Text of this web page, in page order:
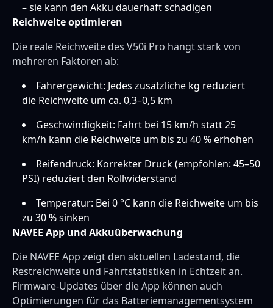
– sie kann den Akku dauerhaft schädigen
Reichweite optimieren
Die reale Reichweite des V50i Pro hängt stark von
mehreren Faktoren ab:
Fahrergewicht: Jedes zusätzliche kg reduziert
die Reichweite um ca. 0,3–0,5 km
Geschwindigkeit: Fahrt bei 15 km/h statt 25
km/h kann die Reichweite um bis zu 40 % erhöhen
Reifendruck: Korrekter Druck (empfohlen: 45–50
PSI) reduziert den Rollwiderstand
Temperatur: Bei 0 °C kann die Reichweite um bis
zu 30 % sinken
NAVEE App und Akkuüberwachung
Die NAVEE App zeigt den aktuellen Ladestand, die
Restreichweite und Fahrtstatistiken in Echtzeit an.
Firmware-Updates über die App können auch
Optimierungen für das Batteriemanagementsystem